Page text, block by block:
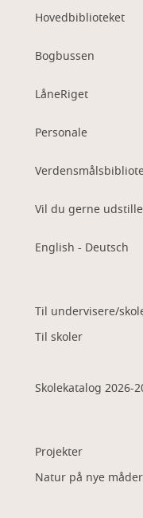
Hovedbiblioteket
Bogbussen
LåneRiget
Personale
Vil du gerne
English - Deutsch
Til undervisere/
Til skoler
Skolekatalog 2026-
Projekter
Natur på nye måder